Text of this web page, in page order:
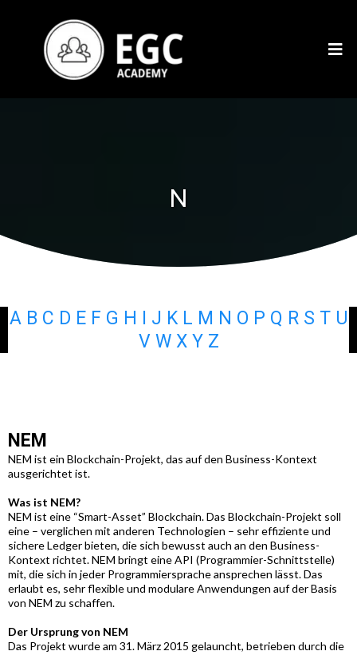
N
A B C D E F G H J K L M N O P Q R S T U
V W X Y Z
NEM
NEM ist ein Blockchain-Projekt, das auf den Business-Kontext
ausgerichtet ist.
Was ist NEM?
NEM ist eine “Smart-Asset” Blockchain. Das Blockchain-Projekt soll
eine – verglichen mit anderen Technologien – sehr effiziente und
sichere Ledger bieten, die sich bewusst auch an den Business-
Kontext richtet. NEM bringt eine API (Programmier-Schnittstelle)
mit, die sich in jeder Programmiersprache ansprechen lässt. Das
erlaubt es, sehr flexible und modulare Anwendungen auf der Basis
von NEM zu schaffen.
Der Ursprung von NEM
Das Projekt wurde am 31. März 2015 gelauncht, betrieben durch die